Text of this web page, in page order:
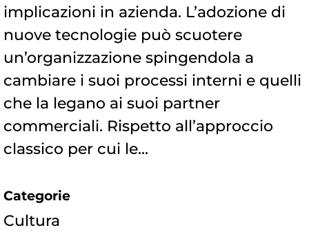
implicazioni in azienda. L’adozione di
nuove tecnologie può scuotere
un’organizzazione spingendola a
cambiare i suoi processi interni e quelli
che la legano ai suoi partner
commerciali. Rispetto all’approccio
classico per cui le...
Categorie
Cultura